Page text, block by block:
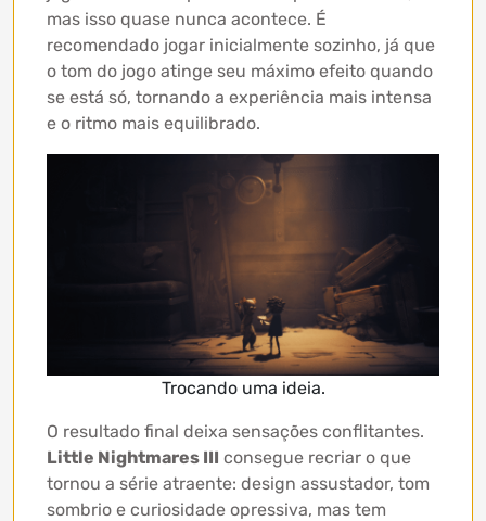
mas isso quase nunca acontece. É
recomendado jogar inicialmente sozinho, já que
o tom do jogo atinge seu máximo efeito quando
se está só, tornando a experiência mais intensa
e o ritmo mais equilibrado.
Trocando uma ideia.
O resultado final deixa sensações conflitantes.
Little Nightmares III consegue recriar o que
tornou a série atraente: design assustador, tom
sombrio e curiosidade opressiva, mas tem